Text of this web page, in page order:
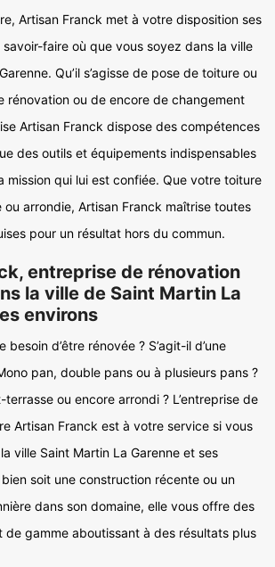
Artisan Franck met à votre disposition ses
faire où que vous soyez dans la ville
Qu’il s’agisse de pose de toiture ou
rénovation ou de encore de changement
Artisan Franck dispose des compétences
des outils et équipements indispensables
mission qui lui est confiée. Que votre toiture
arrondie, Artisan Franck maîtrise toutes
pour un résultat hors du commun.
entreprise de rénovation
la ville de Saint Martin La
environs
d’être rénovée ? S’agit-il d’une
pan, double pans ou à plusieurs pans ?
terrasse ou encore arrondi ? L’entreprise de
Artisan Franck est à votre service si vous
ville Saint Martin La Garenne et ses
soit une construction récente ou un
dans son domaine, elle vous offre des
de gamme aboutissant à des résultats plus